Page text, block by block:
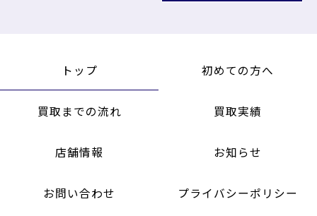
トップ 初めての方へ
買取までの流れ 買取実績
店舗情報 お知らせ
お問い合わせ プライバシーポリシー